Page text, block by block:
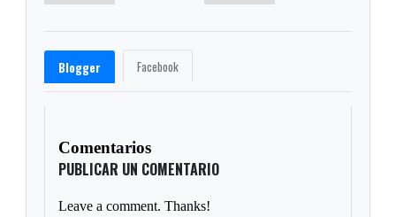
Blogger Facebook
Comentarios
PUBLICAR UN COMENTARIO
Leave a comment. Thanks!